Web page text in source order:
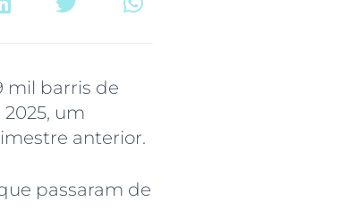
mil barris de
um
anterior.
passaram de